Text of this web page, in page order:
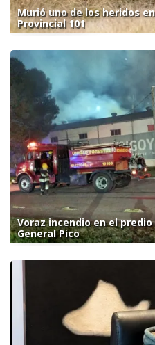
Murió uno de los heridos
Provincial 101
Voraz incendio en el
General Pico